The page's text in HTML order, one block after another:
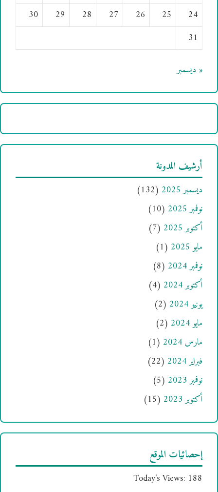
24
25
26
27
28
29
30
31
« ديسمبر
أرشيف المدونة
ديسمبر 2025
(132)
نوفمبر 2025
(10)
أكتوبر 2025
(7)
مايو 2025
(1)
نوفمبر 2024
(8)
أكتوبر 2024
(4)
يونيو 2024
(2)
مايو 2024
(2)
مارس 2024
(1)
فبراير 2024
(22)
نوفمبر 2023
(5)
أكتوبر 2023
(15)
إحصائيات الموقع
Today's Views: 188